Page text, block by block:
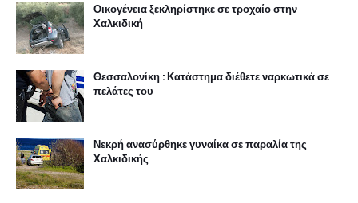
Οικογένεια ξεκληρίστηκε σε τροχαίο στην
Χαλκιδική
Θεσσαλονίκη : Κατάστημα διέθετε ναρκωτικά σε
πελάτες του
Νεκρή ανασύρθηκε γυναίκα σε παραλία της
Χαλκιδικής